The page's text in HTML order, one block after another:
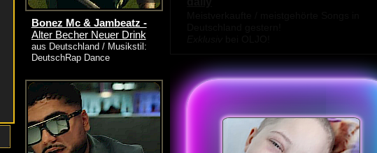
Bonez Mc & Jambeatz -
Alter Becher Neuer Drink
aus Deutschland / Musikstil:
DeutschRap Dance